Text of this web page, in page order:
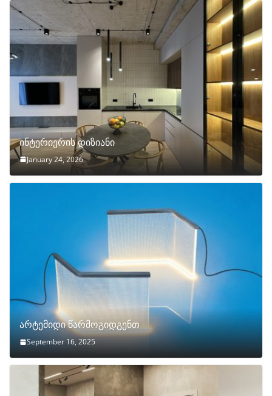
ინტერიერის დიზიანი
January 24, 2026
არტემიდი წარმოგიდგენთ
September 16, 2025